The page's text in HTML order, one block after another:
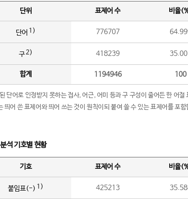
단위 표제어 수 비율
단어 1) 776707
구2) 418239
합계 1194946 100
단어로 인정받지 못하는 접사, 어근, 어미 등과 구 구성이 줄어든 한 어절
띄어 쓴 표제어와 띄어 쓰는 것이 원칙이되 붙여 쓸 수 있는 표제어를 포함
석 기호별 현황
기호 표제어 수 비율
붙임표(-) 1) 425213